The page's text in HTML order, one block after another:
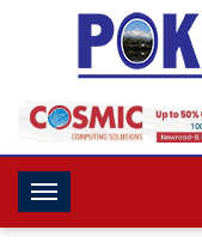
Toggle
Navigation